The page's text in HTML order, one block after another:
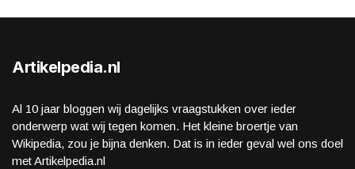
Artikelpedia.nl
Al 10 jaar bloggen wij dagelijks vraagstukken over ieder
onderwerp wat wij tegen komen. Het kleine broertje van
Wikipedia, zou je bijna denken. Dat is in ieder geval wel ons doel
met Artikelpedia.nl